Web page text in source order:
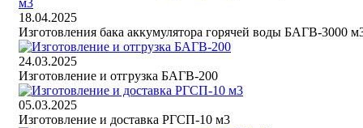
18.04.2025
Изготовления бака аккумулятора горячей воды БАГВ-3000
24.03.2025
Изготовление и отгрузка БАГВ-200
05.03.2025
Изготовление и доставка РГСП-10 м3